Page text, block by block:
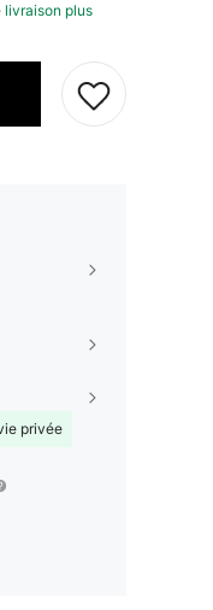
livraison plus
privée